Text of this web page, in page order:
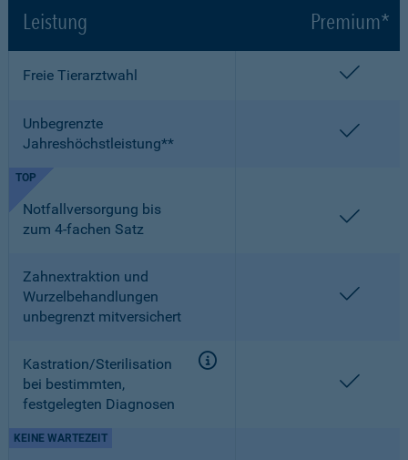
Leistung Premium*
Freie Tierarztwahl
Unbegrenzte
Jahreshöchstleistung**
Notfallversorgung bis
zum 4-fachen Satz
TOP
Zahnextraktion und
Wurzelbehandlungen
unbegrenzt mitversichert
Kastration/Sterilisation
bei bestimmten,
festgelegten Diagnosen
KEINE WARTEZEIT